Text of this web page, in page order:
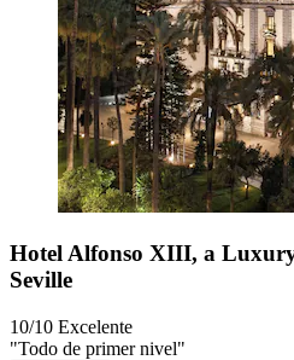
Hotel Alfonso XIII, a
Seville
10/10 Excelente
"Todo de primer nivel"